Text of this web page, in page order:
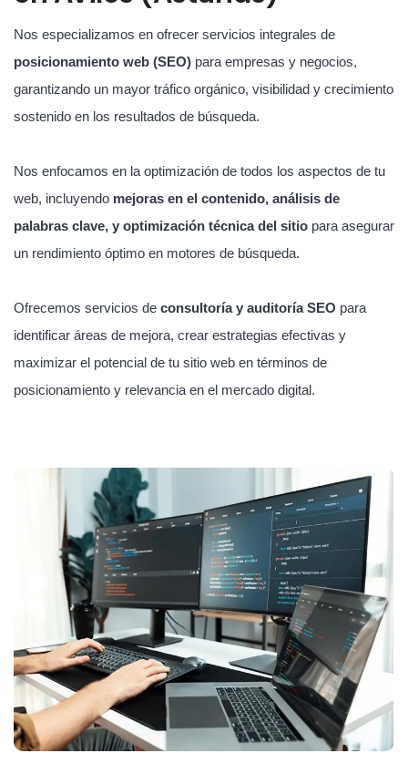
Nos especializamos en ofrecer servicios integrales de
posicionamiento web (SEO) para empresas y negocios,
garantizando un mayor tráfico orgánico, visibilidad y crecimiento
sostenido en los resultados de búsqueda.
Nos enfocamos en la optimización de todos los aspectos de tu
web, incluyendo mejoras en el contenido, análisis de
palabras clave, y optimización técnica del sitio para asegurar
un rendimiento óptimo en motores de búsqueda.
Ofrecemos servicios de consultoría y auditoría SEO para
identificar áreas de mejora, crear estrategias efectivas y
maximizar el potencial de tu sitio web en términos de
posicionamiento y relevancia en el mercado digital.